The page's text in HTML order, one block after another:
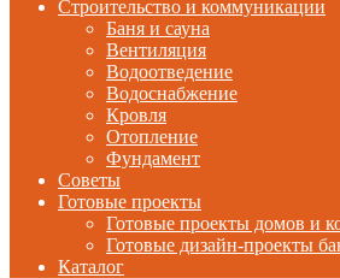
Строительство и коммуникации
Баня и сауна
Вентиляция
Водоотведение
Водоснабжение
Кровля
Отопление
Фундамент
Советы
Готовые проекты
Готовые проекты домов и
Готовые дизайн-проекты
Каталог